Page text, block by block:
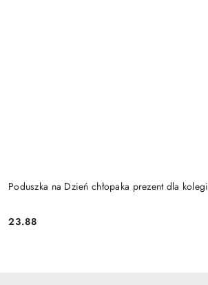
Poduszka na Dzień chłopaka prezent dla kolegi
Cena:
23.88